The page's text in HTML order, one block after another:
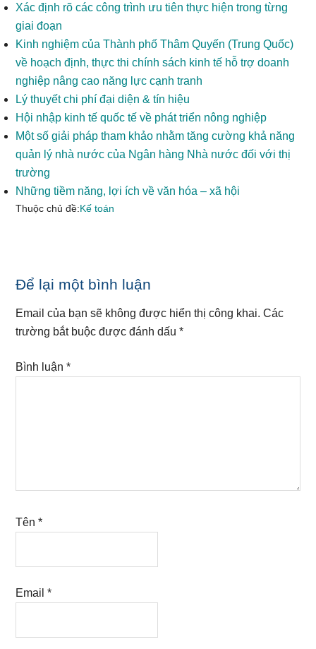
Xác định rõ các công trình ưu tiên thực hiện trong từng
giai đoạn
Kinh nghiệm của Thành phố Thâm Quyến (Trung Quốc)
về hoạch định, thực thi chính sách kinh tế hỗ trợ doanh
nghiệp nâng cao năng lực cạnh tranh
Lý thuyết chi phí đại diện & tín hiệu
Hội nhập kinh tế quốc tế về phát triển nông nghiệp
Một số giải pháp tham khảo nhằm tăng cường khả năng
quản lý nhà nước của Ngân hàng Nhà nước đối với thị
trường
Những tiềm năng, lợi ích về văn hóa – xã hội
Thuộc chủ đề:Kế toán
Reader
Interactions
Để lại một bình luận
Email của bạn sẽ không được hiển thị công khai. Các
trường bắt buộc được đánh dấu*
Bình luận*
Tên*
Email*